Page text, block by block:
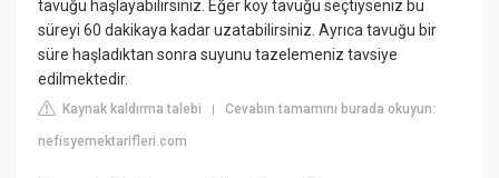
tavuğu haşlayabilirsiniz. Eğer köy tavuğu seçtiyseniz bu
süreyi 60 dakikaya kadar uzatabilirsiniz. Ayrıca tavuğu bir
süre haşladıktan sonra suyunu tazelemeniz tavsiye
edilmektedir.
Kaynak kaldırma talebi |Cevabın tamamını burada okuyun:
nefisyemektarifleri.com